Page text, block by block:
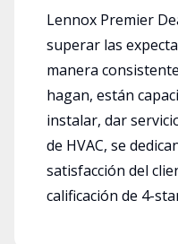
Lennox Premier
superar las
manera
hagan, están
instalar, dar
de HVAC, se
satisfacción del
calificación de 4-